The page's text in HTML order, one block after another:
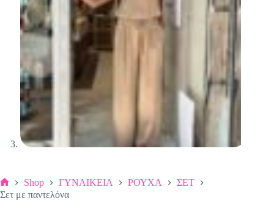
Αρχική
σελίδα
Shop ΓΥΝΑΙΚΕΙΑ ΡΟΥΧΑ
ΣΕΤ
Σετ με παντελόνα